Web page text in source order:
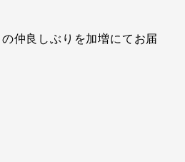
仲良しぶりを加増にてお届